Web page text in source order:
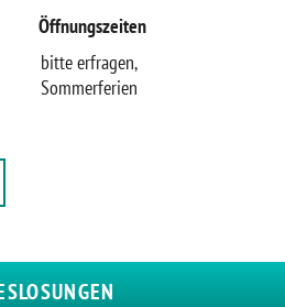
Öffnungszeiten
bitte erfragen,
Sommerferien